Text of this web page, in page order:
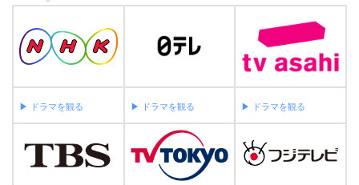
▶︎ ドラマを観る ▶︎ ドラマを観る ▶︎ ドラマを観る